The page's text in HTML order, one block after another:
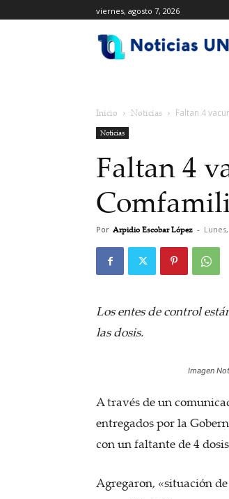
viernes, agosto 7, 2026
Inicio Noticias Faltan 4
Noticias
Faltan 4
Por Arpidio Escobar López -
Los entes de control
las dosis.
Imagen
A través de un
entregados por la
con un faltante de 4
Agregaron, «situación